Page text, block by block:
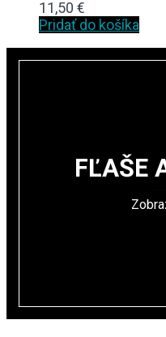
11,50 €
Pridať do košíka
FĽAŠE